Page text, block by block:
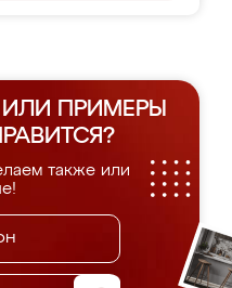
ПРИМЕРЫ
также или